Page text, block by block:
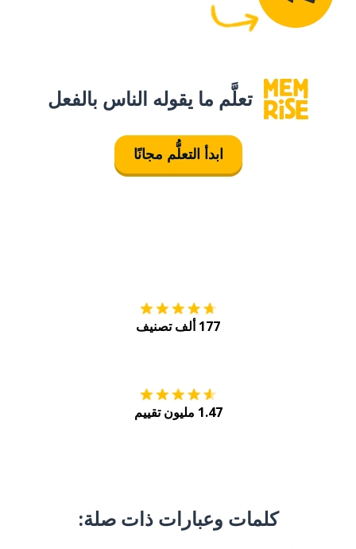
تعلَّم ما يقوله الناس بالفعل
ابدأ التعلُّم مجانًا
177 ألف تصنيف
1.47 مليون تقييم
كلمات وعبارات ذات صلة: